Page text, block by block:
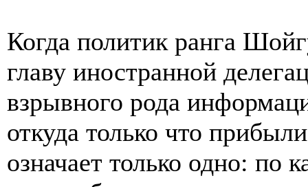
Когда политик ранга
главу иностранной
взрывного рода
откуда только что
означает только одно: по